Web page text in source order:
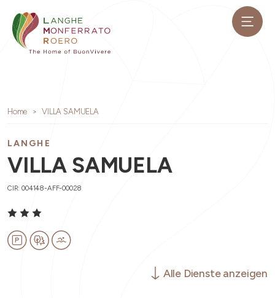
Home VILLA SAMUELA
LANGHE
VILLA SAMUELA
CIR: 004148-AFF-00028
Alle Dienste anzeigen